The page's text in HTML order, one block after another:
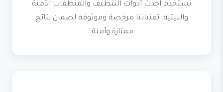
نستخدم أحدث أدوات التنظيف والمنظفات الآمنة
والبيئية. تقنياتنا مرخصة وموثوقة لضمان نتائج
ممتازة وآمنة.